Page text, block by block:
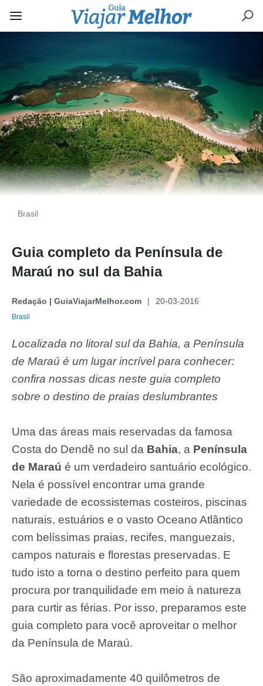
Brasil
Guia completo da Península de
Maraú no sul da Bahia
Redação | GuiaViajarMelhor.com 20-03-2016
Brasil
Localizada no litoral sul da Bahia, a Península
de Maraú é um lugar incrível para conhecer:
confira nossas dicas neste guia completo
sobre o destino de praias deslumbrantes
Uma das áreas mais reservadas da famosa
Costa do Dendê no sul da Bahia, a Península
de Maraú é um verdadeiro santuário ecológico.
Nela é possível encontrar uma grande
variedade de ecossistemas costeiros, piscinas
naturais, estuários e o vasto Oceano Atlântico
com belíssimas praias, recifes, manguezais,
campos naturais e florestas preservadas. E
tudo isto a torna o destino perfeito para quem
procura por tranquilidade em meio à natureza
para curtir as férias. Por isso, preparamos este
guia completo para você aproveitar o melhor
da Península de Maraú.
São aproximadamente 40 quilômetros de